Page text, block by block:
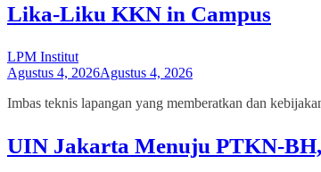
Lika-Liku KKN in Campus
LPM Institut
Agustus 4, 2026Agustus 4, 2026
Imbas teknis lapangan yang memberatkan dan
UIN Jakarta Menuju PTKN-